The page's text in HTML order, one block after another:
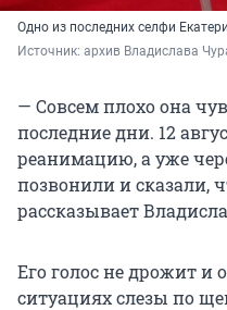
Одно из последних селфи
Источник: архив Владислава
— Совсем плохо она
последние дни. 12
реанимацию, а уже
позвонили и сказали,
рассказывает
Его голос не дрожит и
ситуациях слезы по